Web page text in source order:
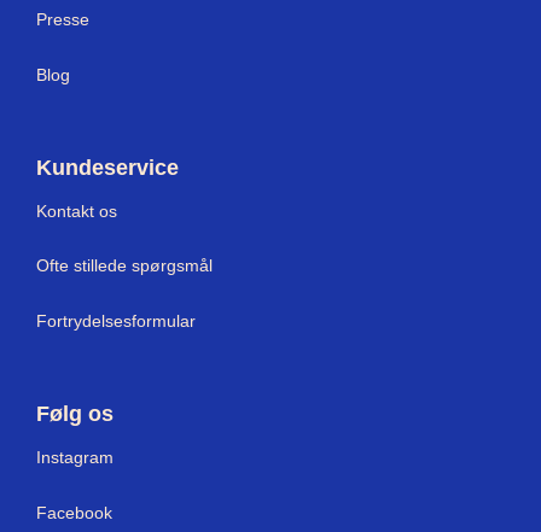
Presse
Blog
Kundeservice
Kontakt os
Ofte stillede spørgsmål
Fortrydelsesformular
Følg os
Instagram
Facebook